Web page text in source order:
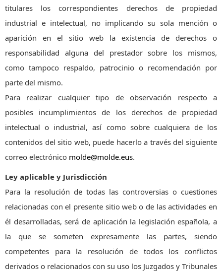
titulares los correspondientes derechos de propiedad
industrial e intelectual, no implicando su sola mención o
aparición en el sitio web la existencia de derechos o
responsabilidad alguna del prestador sobre los mismos,
como tampoco respaldo, patrocinio o recomendación por
parte del mismo.
Para realizar cualquier tipo de observación respecto a
posibles incumplimientos de los derechos de propiedad
intelectual o industrial, así como sobre cualquiera de los
contenidos del sitio web, puede hacerlo a través del siguiente
correo electrónico molde@molde.eus.
Ley aplicable y Jurisdicción
Para la resolución de todas las controversias o cuestiones
relacionadas con el presente sitio web o de las actividades en
él desarrolladas, será de aplicación la legislación española, a
la que se someten expresamente las partes, siendo
competentes para la resolución de todos los conflictos
derivados o relacionados con su uso los Juzgados y Tribunales